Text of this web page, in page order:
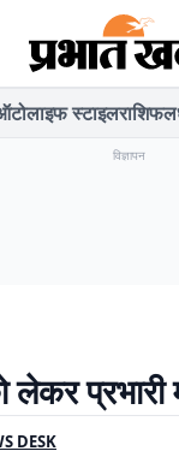
लाइफ स्टाइलराशिफल
विज्ञापन
प्रभारी
DESK